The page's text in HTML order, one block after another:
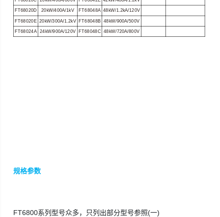
FT68020D 20kW/400A/1kV FT68048A 48kW/1.2kA/120V
FT68020E 20kW/300A/1.2kV FT68048B 48kW/900A/500V
FT68024A 24kW/900A/120V FT68048C 48kW/720A/800V
规格参数
FT6800系列型号众多，只列出部分型号参照(一)